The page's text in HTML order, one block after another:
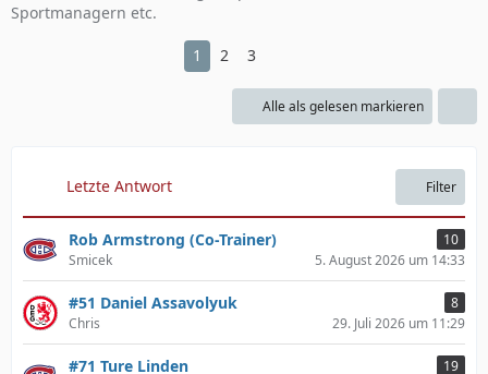
Sportmanagern etc.
1 2 3
Alle als gelesen markieren
Letzte Antwort Filter
Rob Armstrong (Co-Trainer)
10
Smicek
5. August 2026 um 14:33
#51 Daniel Assavolyuk
8
Chris
29. Juli 2026 um 11:29
#71 Ture Linden
19